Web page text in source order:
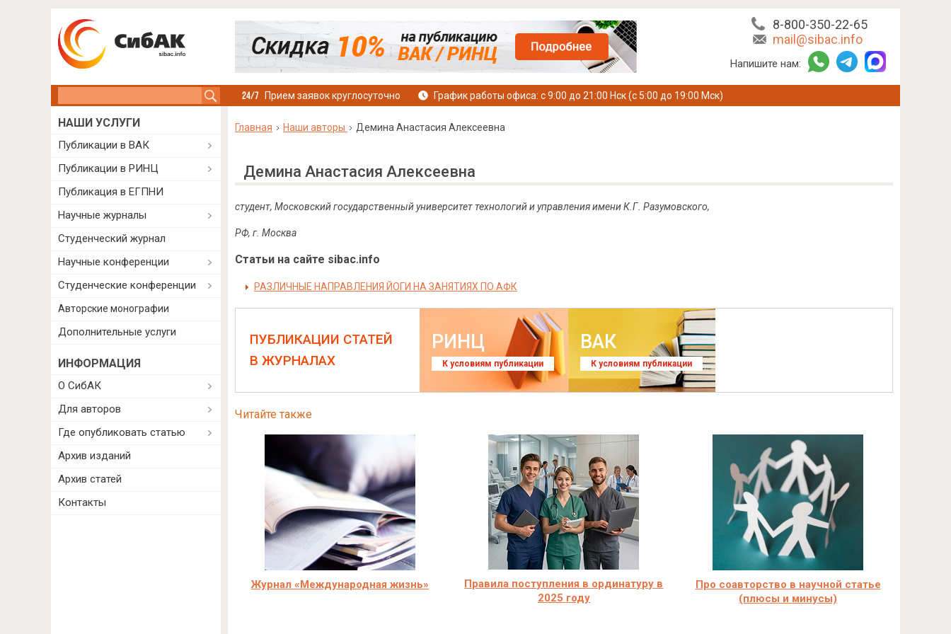
8-800-350-22-65
mail@sibac.info
Напишите нам:
Прием заявок круглосуточно График работы офиса: с 9:00 до 21:00 Нск (с 5:00 до 19:00 Мск)
Главная Наши авторы Демина Анастасия Алексеевна
Демина Анастасия Алексеевна
студент, Московский государственный университет технологий и управления имени К.Г. Разумовского,
РФ, г. Москва
Статьи на сайте sibac.info
РАЗЛИЧНЫЕ НАПРАВЛЕНИЯ ЙОГИ НА ЗАНЯТИЯХ ПО АФК
ПУБЛИКАЦИИ СТАТЕЙ
В ЖУРНАЛАХ
РИНЦ
К условиям публикации
ВАК
К условиям публикации
Читайте также
Журнал «Международная жизнь»
Правила поступления в ординатуру в
2025 году
Про соавторство в научной статье
(плюсы и минусы)
НАШИ УСЛУГИ
Публикации в ВАК
Публикации в РИНЦ
Публикация в ЕГПНИ
Научные журналы
Студенческий журнал
Научные конференции
Студенческие конференции
Авторские монографии
Дополнительные услуги
ИНФОРМАЦИЯ
О СибАК
Для авторов
Где опубликовать статью
Архив изданий
Архив статей
Контакты